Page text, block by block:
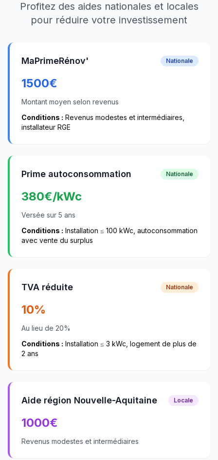
Profitez des aides nationales et locales
pour réduire votre investissement
MaPrimeRénov' Nationale
1500€
Montant moyen selon revenus
Conditions : Revenus modestes et intermédiaires,
installateur RGE
Prime autoconsommation Nationale
380€/kWc
Versée sur 5 ans
Conditions : Installation ≤ 100 kWc, autoconsommation
avec vente du surplus
TVA réduite Nationale
10%
Au lieu de 20%
Conditions : Installation ≤ 3 kWc, logement de plus de
2 ans
Aide région Nouvelle-Aquitaine Locale
1000€
Revenus modestes et intermédiaires